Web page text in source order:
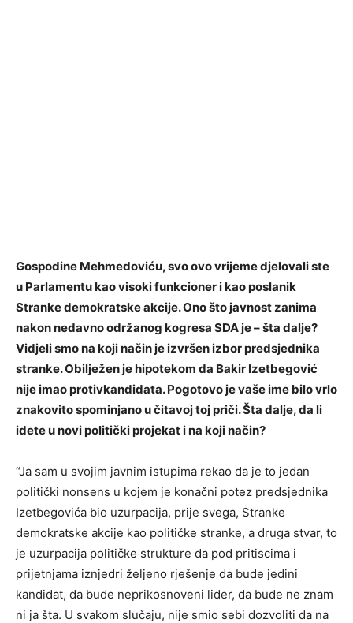
Gospodine Mehmedoviću, svo ovo vrijeme djelovali ste
u Parlamentu kao visoki funkcioner i kao poslanik
Stranke demokratske akcije. Ono što javnost zanima
nakon nedavno održanog kogresa SDA je – šta dalje?
Vidjeli smo na koji način je izvršen izbor predsjednika
stranke. Obilježen je hipotekom da Bakir Izetbegović
nije imao protivkandidata. Pogotovo je vaše ime bilo vrlo
znakovito spominjano u čitavoj toj priči. Šta dalje, da li
idete u novi politički projekat i na koji način?
“Ja sam u svojim javnim istupima rekao da je to jedan
politički nonsens u kojem je konačni potez predsjednika
Izetbegovića bio uzurpacija, prije svega, Stranke
demokratske akcije kao političke stranke, a druga stvar, to
je uzurpacija političke strukture da pod pritiscima i
prijetnjama iznjedri željeno rješenje da bude jedini
kandidat, da bude neprikosnoveni lider, da bude ne znam
ni ja šta. U svakom slučaju, nije smio sebi dozvoliti da na